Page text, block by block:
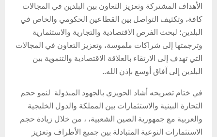
الأهداف المشتركة وتعزيز التعاون بين البلدين في المجالات
كافة، وتكثيف التواصل بين القطاعين الحكومي والخاص في
البلدين؛ لبحث الفرص الاقتصادية والتجارية والاستثمارية
وترجمتها إلى شراكات ملموسة، وتعزيز التعاون في المجالات
التي تهدف إلى الارتقاء بالعلاقة الاقتصادية والتنموية بين
البلدين إلى آفاق أوسع بإذن الله..
في ختام تصريحه أشاد الحويزي بالجهود المبذولة لنمو حجم
التجارة البينية والاستثمارات بين المملكة والدول الخليجية
والعربية مع جمهورية الصين الشعبية، ، من خلال زيادة حجم
الاستثمارات النوعية المتبادلة بين جميع الأطراف وتعزيز